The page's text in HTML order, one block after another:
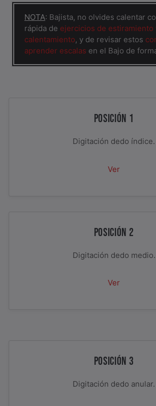
NOTA: Bajista, no olvides calentar
rápida de ejercicios de estiramiento
calentamiento, y de revisar estos
aprender escalas en el Bajo de
POSICIÓN 1
Digitación dedo índice.
Ver
POSICIÓN 2
Digitación dedo medio.
Ver
POSICIÓN 3
Digitación dedo anular.